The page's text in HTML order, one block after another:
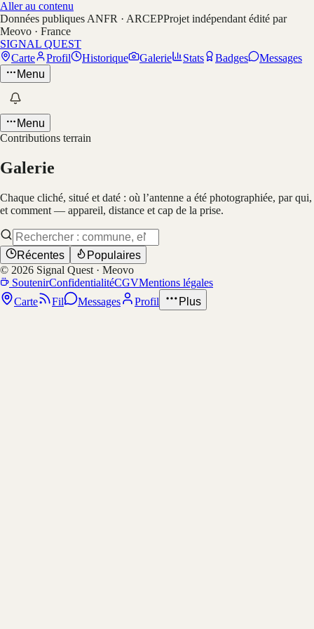
Aller au contenu
Données publiques ANFR · ARCEPProjet indépendant édité par
Meovo · France
SIGNAL QUEST
Carte
Profil Historique Galerie Stats Badges
Messages
Menu
Menu
Contributions terrain
Galerie
Chaque cliché, situé et daté : où l’antenne a été photographiée, par qui,
et comment — appareil, distance et cap de la prise.
Récentes
Populaires
© 2026 Signal Quest · Meovo
SoutenirConfidentialitéCGVMentions légales
Carte
Fil Messages Profil Plus